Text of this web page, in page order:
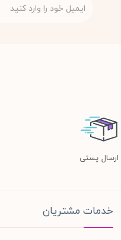
ارسال پستی
خدمات مشتریان